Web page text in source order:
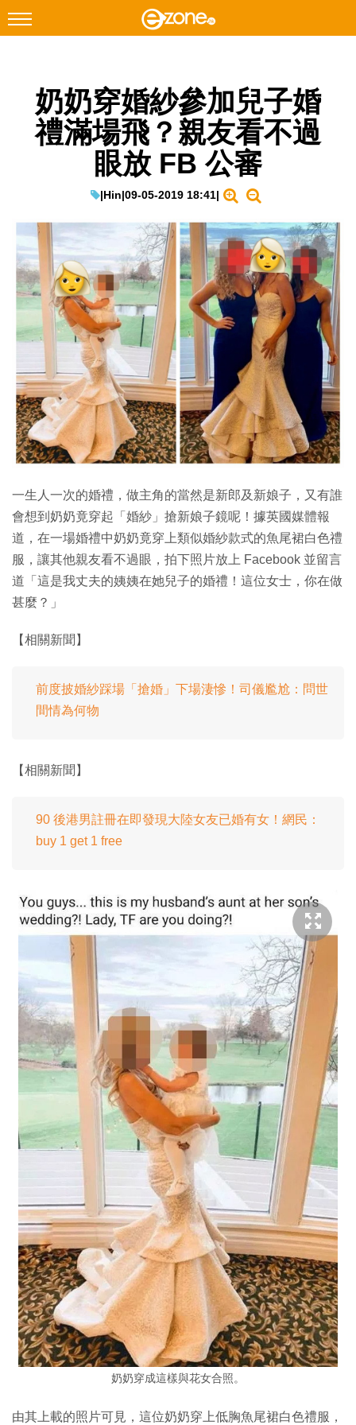
Facebook Instagram
科技焦點
教學評測
EduTech
IT Times
生成式AI與雲端應用
Enterprise Digital Transformation
特集
奶奶穿婚紗參加兒子婚
禮滿場飛？親友看不過
眼放 FB 公審
|Hin|09-05-2019 18:41|
一生人一次的婚禮，做主角的當然是新郎及新娘子，又有誰
會想到奶奶竟穿起「婚紗」搶新娘子鏡呢！據英國媒體報
道，在一場婚禮中奶奶竟穿上類似婚紗款式的魚尾裙白色禮
服，讓其他親友看不過眼，拍下照片放上 Facebook 並留言
道「這是我丈夫的姨姨在她兒子的婚禮！這位女士，你在做
甚麼？」
【相關新聞】
前度披婚紗踩場「搶婚」下場淒慘！司儀尷尬：問世
間情為何物
【相關新聞】
90 後港男註冊在即發現大陸女友已婚有女！網民：
buy 1 get 1 free
奶奶穿成這樣與花女合照。
由其上載的照片可見，這位奶奶穿上低胸魚尾裙白色禮服，